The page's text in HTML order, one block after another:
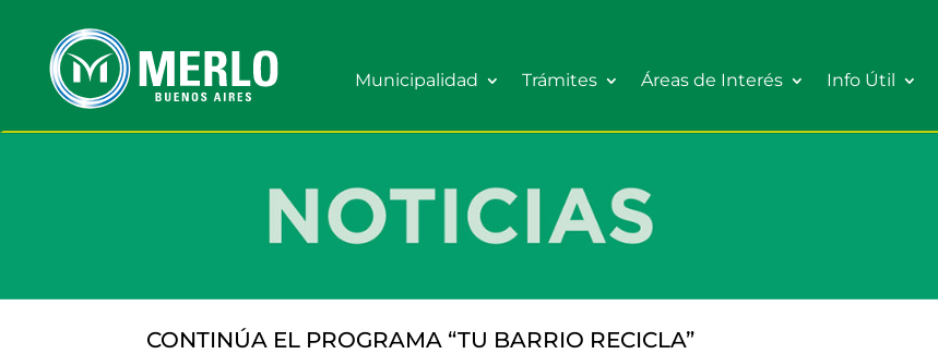
Municipalidad Trámites Áreas de Interés Info Útil
CONTINÚA EL PROGRAMA “TU BARRIO RECICLA”